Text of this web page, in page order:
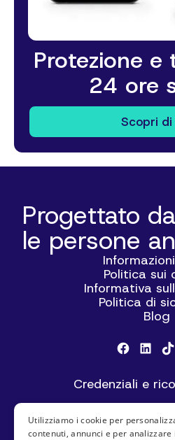
Protezione e
24 ore
Scopri di
Progettato
le persone
Politica sui
Informativa
Politica di
Blog
Credenziali e
Utilizziamo i cookie per
contenuti, annunci e per analizzare